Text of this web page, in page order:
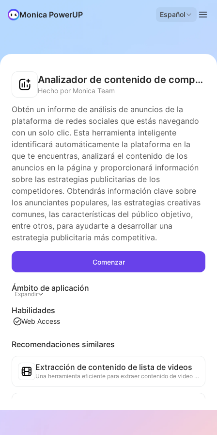
Monica PowerUP Español
Analizador de contenido de competidores
Hecho por Monica Team
Obtén un informe de análisis de anuncios de la
plataforma de redes sociales que estás navegando
con un solo clic. Esta herramienta inteligente
identificará automáticamente la plataforma en la
que te encuentras, analizará el contenido de los
anuncios en la página y proporcionará información
sobre las estrategias publicitarias de los
competidores. Obtendrás información clave sobre
los anunciantes populares, las estrategias creativas
comunes, las características del público objetivo,
entre otros, para ayudarte a desarrollar una
estrategia publicitaria más competitiva.
Comenzar
Ámbito de aplicación
Expandir
Habilidades
Web Access
Recomendaciones similares
Extracción de contenido de lista de videos
Una herramienta eficiente para extraer contenido de video de páginas web, capaz de escanear rápidamente las páginas y organizar la información del video en una tabla Markdown estructurada.